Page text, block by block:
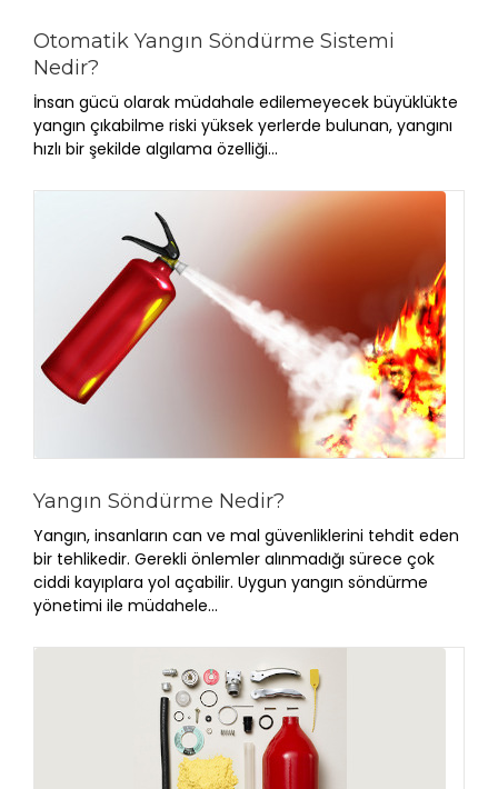
Otomatik Yangın Söndürme Sistemi
Nedir?
İnsan gücü olarak müdahale edilemeyecek büyüklükte
yangın çıkabilme riski yüksek yerlerde bulunan, yangını
hızlı bir şekilde algılama özelliği...
Yangın Söndürme Nedir?
Yangın, insanların can ve mal güvenliklerini tehdit eden
bir tehlikedir. Gerekli önlemler alınmadığı sürece çok
ciddi kayıplara yol açabilir. Uygun yangın söndürme
yönetimi ile müdahele...